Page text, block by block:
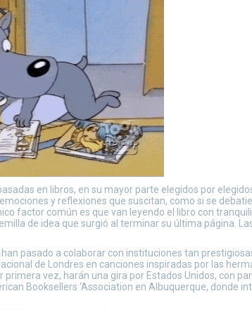
en libros, en su mayor parte elegidos por
y reflexiones que suscitan, como si se
factor común es que van leyendo el libro con
de idea que surgió al terminar su última página.
pasado a colaborar con instituciones tan
de Londres en canciones inspiradas por las
vez, harán una gira por Estados Unidos, con
Booksellers ‘Association en Albuquerque, donde